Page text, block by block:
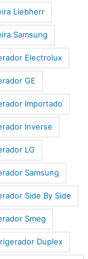
Liebherr
Samsung
Electrolux
GE
Importado
Inverse
LG
Samsung
Side By Side
Smeg
Duplex